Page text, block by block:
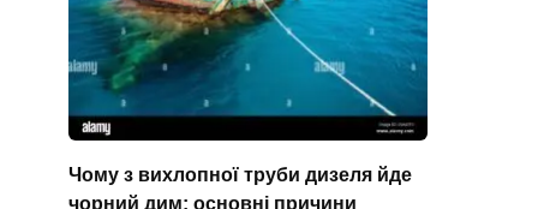
Чому з вихлопної труби дизеля йде
чорний дим: основні причини